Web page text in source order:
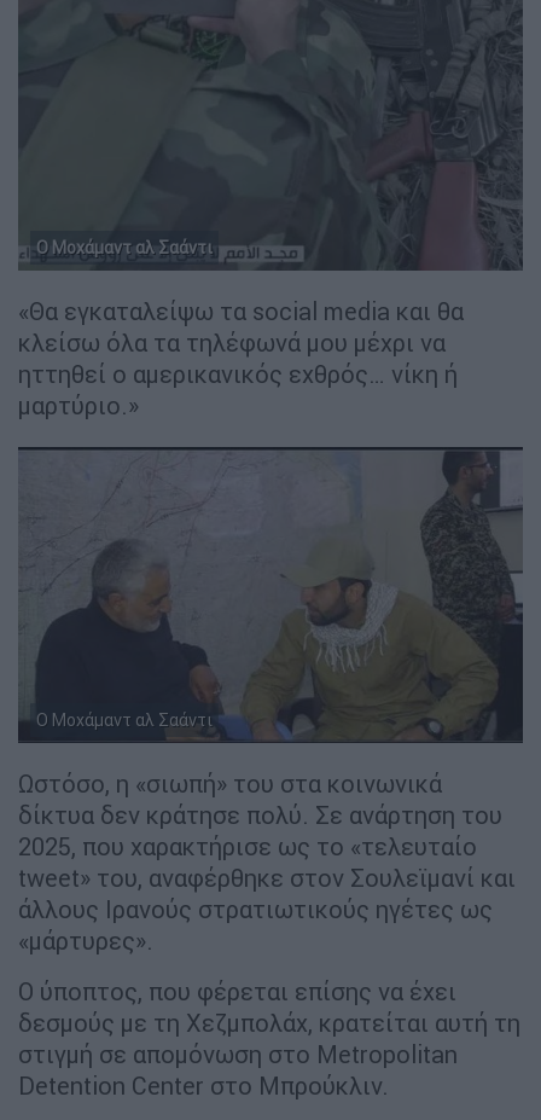
Ο Μοχάμαντ αλ Σαάντι
«Θα εγκαταλείψω τα social media και θα
κλείσω όλα τα τηλέφωνά μου μέχρι να
ηττηθεί ο αμερικανικός εχθρός… νίκη ή
μαρτύριο.»
Ο Μοχάμαντ αλ Σαάντι
Ωστόσο, η «σιωπή» του στα κοινωνικά
δίκτυα δεν κράτησε πολύ. Σε ανάρτηση του
2025, που χαρακτήρισε ως το «τελευταίο
tweet» του, αναφέρθηκε στον Σουλεϊμανί και
άλλους Ιρανούς στρατιωτικούς ηγέτες ως
«μάρτυρες».
Ο ύποπτος, που φέρεται επίσης να έχει
δεσμούς με τη Χεζμπολάχ, κρατείται αυτή τη
στιγμή σε απομόνωση στο Metropolitan
Detention Center στο Μπρούκλιν.